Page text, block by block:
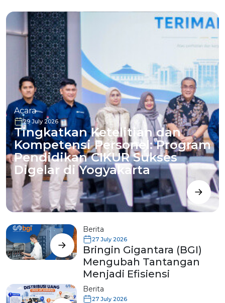
Acara
29 July 2026
Tingkatkan Ketelitian dan
Kompetensi Personel: Program
Pendidikan CIKUR Sukses
Digelar di Yogyakarta
Berita
27 July 2026
Bringin Gigantara (BGI)
Mengubah Tantangan
Menjadi Efisiensi
Berita
27 July 2026